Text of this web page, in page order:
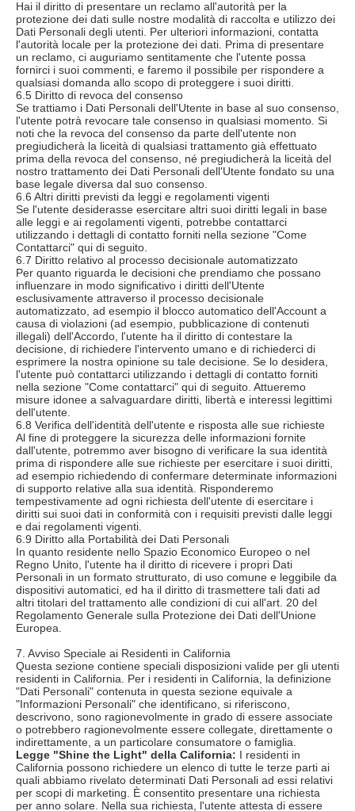
Hai il diritto di presentare un reclamo all'autorità per la
protezione dei dati sulle nostre modalità di raccolta e utilizzo dei
Dati Personali degli utenti. Per ulteriori informazioni, contatta
l'autorità locale per la protezione dei dati. Prima di presentare
un reclamo, ci auguriamo sentitamente che l'utente possa
fornirci i suoi commenti, e faremo il possibile per rispondere a
qualsiasi domanda allo scopo di proteggere i suoi diritti.
6.5 Diritto di revoca del consenso
Se trattiamo i Dati Personali dell'Utente in base al suo consenso,
l'utente potrà revocare tale consenso in qualsiasi momento. Si
noti che la revoca del consenso da parte dell'utente non
pregiudicherà la liceità di qualsiasi trattamento già effettuato
prima della revoca del consenso, né pregiudicherà la liceità del
nostro trattamento dei Dati Personali dell'Utente fondato su una
base legale diversa dal suo consenso.
6.6 Altri diritti previsti da leggi e regolamenti vigenti
Se l'utente desiderasse esercitare altri suoi diritti legali in base
alle leggi e ai regolamenti vigenti, potrebbe contattarci
utilizzando i dettagli di contatto forniti nella sezione "Come
Contattarci" qui di seguito.
6.7 Diritto relativo al processo decisionale automatizzato
Per quanto riguarda le decisioni che prendiamo che possano
influenzare in modo significativo i diritti dell'Utente
esclusivamente attraverso il processo decisionale
automatizzato, ad esempio il blocco automatico dell'Account a
causa di violazioni (ad esempio, pubblicazione di contenuti
illegali) dell'Accordo, l'utente ha il diritto di contestare la
decisione, di richiedere l'intervento umano e di richiederci di
esprimere la nostra opinione su tale decisione. Se lo desidera,
l'utente può contattarci utilizzando i dettagli di contatto forniti
nella sezione "Come contattarci" qui di seguito. Attueremo
misure idonee a salvaguardare diritti, libertà e interessi legittimi
dell'utente.
6.8 Verifica dell'identità dell'utente e risposta alle sue richieste
Al fine di proteggere la sicurezza delle informazioni fornite
dall'utente, potremmo aver bisogno di verificare la sua identità
prima di rispondere alle sue richieste per esercitare i suoi diritti,
ad esempio richiedendo di confermare determinate informazioni
di supporto relative alla sua identità. Risponderemo
tempestivamente ad ogni richiesta dell'utente di esercitare i
diritti sui suoi dati in conformità con i requisiti previsti dalle leggi
e dai regolamenti vigenti.
6.9 Diritto alla Portabilità dei Dati Personali
In quanto residente nello Spazio Economico Europeo o nel
Regno Unito, l'utente ha il diritto di ricevere i propri Dati
Personali in un formato strutturato, di uso comune e leggibile da
dispositivi automatici, ed ha il diritto di trasmettere tali dati ad
altri titolari del trattamento alle condizioni di cui all'art. 20 del
Regolamento Generale sulla Protezione dei Dati dell'Unione
Europea.
7. Avviso Speciale ai Residenti in California
Questa sezione contiene speciali disposizioni valide per gli utenti
residenti in California. Per i residenti in California, la definizione
"Dati Personali" contenuta in questa sezione equivale a
"Informazioni Personali" che identificano, si riferiscono,
descrivono, sono ragionevolmente in grado di essere associate
o potrebbero ragionevolmente essere collegate, direttamente o
indirettamente, a un particolare consumatore o famiglia.
Legge "Shine the Light" della California: I residenti in
California possono richiedere un elenco di tutte le terze parti ai
quali abbiamo rivelato determinati Dati Personali ad essi relativi
per scopi di marketing. È consentito presentare una richiesta
per anno solare. Nella sua richiesta, l'utente attesta di essere